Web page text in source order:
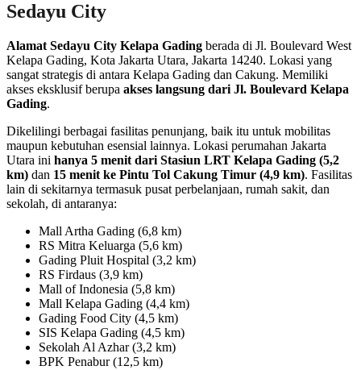
Sedayu City
Alamat Sedayu City Kelapa Gading berada di Jl. Boulevard West
Kelapa Gading, Kota Jakarta Utara, Jakarta 14240. Lokasi yang
sangat strategis di antara Kelapa Gading dan Cakung. Memiliki
akses eksklusif berupa akses langsung dari Jl. Boulevard Kelapa
Gading.
Dikelilingi berbagai fasilitas penunjang, baik itu untuk mobilitas
maupun kebutuhan esensial lainnya. Lokasi perumahan Jakarta
Utara ini hanya 5 menit dari Stasiun LRT Kelapa Gading (5,2
km) dan 15 menit ke Pintu Tol Cakung Timur (4,9 km). Fasilitas
lain di sekitarnya termasuk pusat perbelanjaan, rumah sakit, dan
sekolah, di antaranya:
Mall Artha Gading (6,8 km)
RS Mitra Keluarga (5,6 km)
Gading Pluit Hospital (3,2 km)
RS Firdaus (3,9 km)
Mall of Indonesia (5,8 km)
Mall Kelapa Gading (4,4 km)
Gading Food City (4,5 km)
SIS Kelapa Gading (4,5 km)
Sekolah Al Azhar (3,2 km)
BPK Penabur (12,5 km)